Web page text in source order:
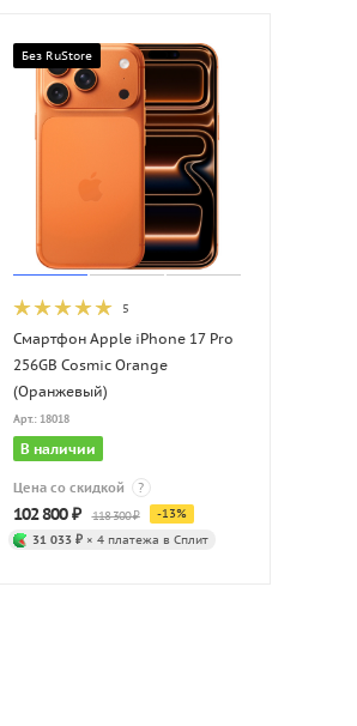
Без RuStore
5
Смартфон Apple iPhone 17 Pro
256GB Cosmic Orange
(Оранжевый)
Арт.: 18018
В наличии
Цена со скидкой ?
102 800₽ 118 300₽ -13%
31 033 ₽× 4 платежа в Сплит